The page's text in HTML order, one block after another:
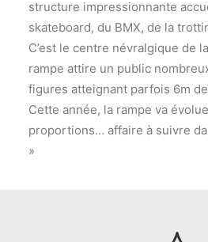
structure impressionnante
skateboard, du BMX, de la
C’est le centre névralgique de
rampe attire un public
figures atteignant parfois 6m
Cette année, la rampe va
proportions… affaire à suivre
»